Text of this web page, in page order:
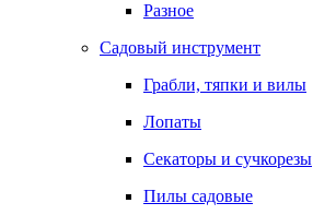
Разное
Садовый инструмент
Грабли, тяпки и вилы
Лопаты
Секаторы и сучкорезы
Пилы садовые